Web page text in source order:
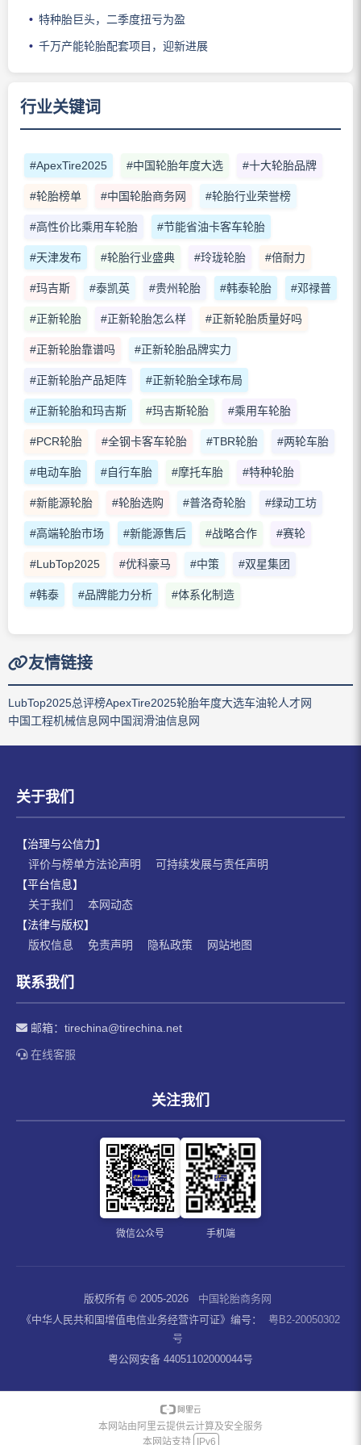
特种胎巨头，二季度扭亏为盈
千万产能轮胎配套项目，迎新进展
行业关键词
#ApexTire2025 #中国轮胎年度大选 #十大轮胎品牌
#轮胎榜单 #中国轮胎商务网 #轮胎行业荣誉榜
#高性价比乘用车轮胎 #节能省油卡客车轮胎
#天津发布 #轮胎行业盛典 #玲珑轮胎 #倍耐力
#玛吉斯 #泰凯英 #贵州轮胎 #韩泰轮胎 #邓禄普
#正新轮胎 #正新轮胎怎么样 #正新轮胎质量好吗
#正新轮胎靠谱吗 #正新轮胎品牌实力
#正新轮胎产品矩阵 #正新轮胎全球布局
#正新轮胎和玛吉斯 #玛吉斯轮胎 #乘用车轮胎
#PCR轮胎 #全钢卡客车轮胎 #TBR轮胎 #两轮车胎
#电动车胎 #自行车胎 #摩托车胎 #特种轮胎
#新能源轮胎 #轮胎选购 #普洛奇轮胎 #绿动工坊
#高端轮胎市场 #新能源售后 #战略合作 #赛轮
#LubTop2025 #优科豪马 #中策 #双星集团
#韩泰 #品牌能力分析 #体系化制造
友情链接
LubTop2025总评榜ApexTire2025轮胎年度大选车油轮人才网
中国工程机械信息网中国润滑油信息网
关于我们
【治理与公信力】
评价与榜单方法论声明
可持续发展与责任声明
【平台信息】
关于我们
本网动态
【法律与版权】
版权信息
免责声明 隐私政策 网站地图
联系我们
邮箱： tirechina@tirechina.net
在线客服
关注我们
微信公众号 手机端
版权所有 © 2005-2026
中国轮胎商务网
《中华人民共和国增值电信业务经营许可证》编号：
粤B2-20050302
号
粤公网安备 44051102000044号
本网站由阿里云提供云计算及安全服务
本网站支持 IPv6